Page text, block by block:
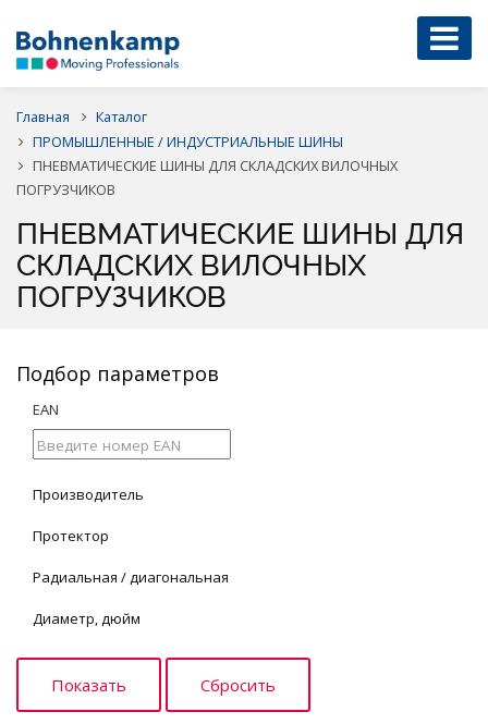
Главная
Каталог
ПРОМЫШЛЕННЫЕ / ИНДУСТРИАЛЬНЫЕ ШИНЫ
ПНЕВМАТИЧЕСКИЕ ШИНЫ ДЛЯ СКЛАДСКИХ ВИЛОЧНЫХ
ПОГРУЗЧИКОВ
ПНЕВМАТИЧЕСКИЕ ШИНЫ ДЛЯ
СКЛАДСКИХ ВИЛОЧНЫХ
ПОГРУЗЧИКОВ
Подбор параметров
EAN
Производитель
Протектор
Радиальная / диагональная
Диаметр, дюйм